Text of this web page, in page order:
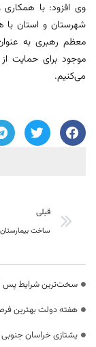
وی افزود: با
شهرستان و استان با
معظم رهبری به
موجود برای حمایت
می‌کنیم.
قبلی
سخت‌ترین شرایط پس از
هفته دولت بهترین
یشتازی خراسان جنوبی